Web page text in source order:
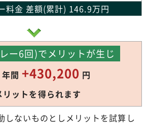
料金 差額(累計) 146.9万円
ー6回)でメリットが生じ
間 +430,200 円
リットを得られます
ないものとしメリットを試算し